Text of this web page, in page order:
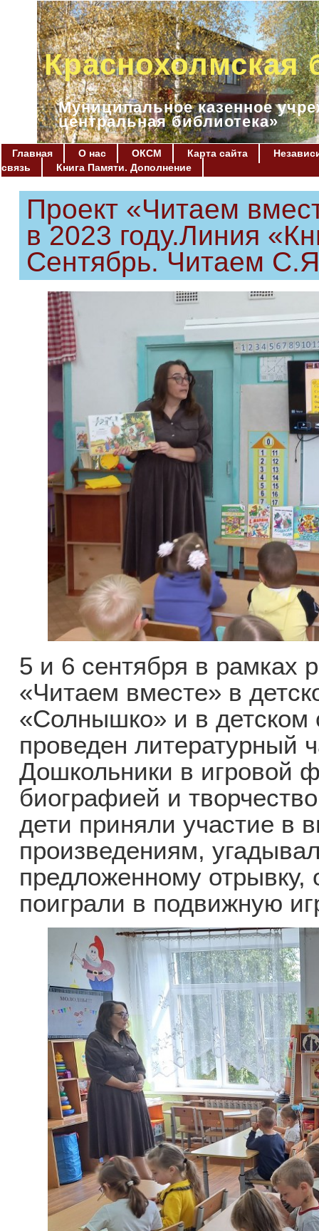
Краснохолмская
Муниципальное казенное
центральная библиотека»
Главная О нас ОКСМ Карта сайта
связь
Книга Памяти. Дополнение
Проект «Читаем
в 2023 году.Линия
Сентябрь. Читаем
5 и 6 сентября в рамках
«Читаем вместе» в
«Солнышко» и в
проведен
Дошкольники в игровой
биографией и
дети приняли участие в
произведениям,
предложенному отрывку,
поиграли в подвижную